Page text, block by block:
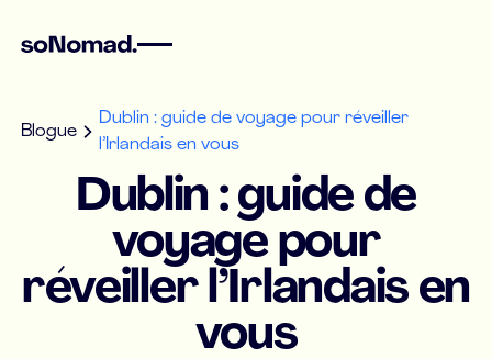
Blogue
Dublin : guide de voyage pour réveiller
l’Irlandais en vous
Dublin : guide de
voyage pour
réveiller l’Irlandais en
vous